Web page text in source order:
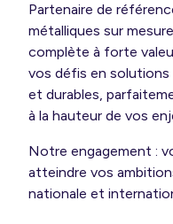
options
Partenaire de
métalliques sur
complète à forte
vos défis en
et durables,
à la hauteur de vos
Notre engagement :
atteindre vos
nationale et